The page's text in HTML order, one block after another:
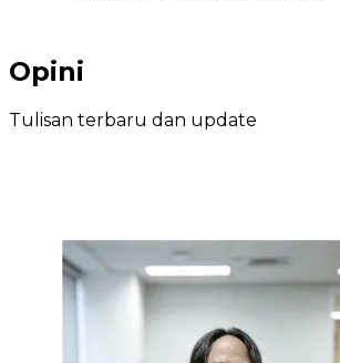
Opini
Tulisan terbaru dan update